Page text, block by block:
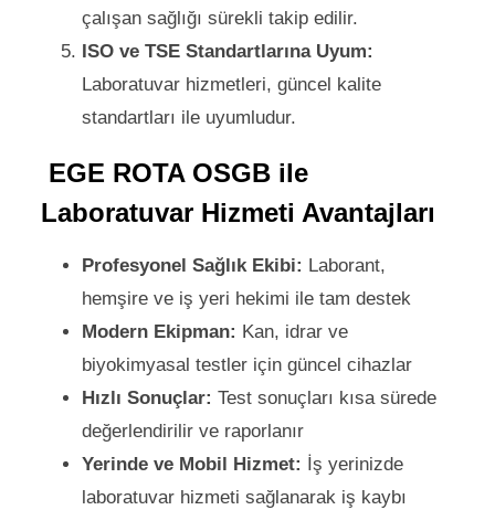
çalışan sağlığı sürekli takip edilir.
ISO ve TSE Standartlarına Uyum:
Laboratuvar hizmetleri, güncel kalite
standartları ile uyumludur.
EGE ROTA OSGB ile
Laboratuvar Hizmeti Avantajları
Profesyonel Sağlık Ekibi: Laborant,
hemşire ve iş yeri hekimi ile tam destek
Modern Ekipman: Kan, idrar ve
biyokimyasal testler için güncel cihazlar
Hızlı Sonuçlar: Test sonuçları kısa sürede
değerlendirilir ve raporlanır
Yerinde ve Mobil Hizmet: İş yerinizde
laboratuvar hizmeti sağlanarak iş kaybı